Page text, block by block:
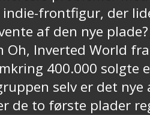
indie-frontfigur, der
af den nye
Oh, Inverted World
400.000
selv er det
de to første plader